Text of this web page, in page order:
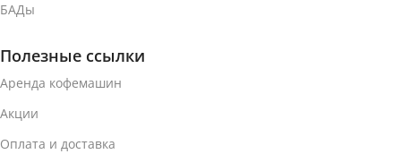
БАДы
Полезные ссылки
Аренда кофемашин
Акции
Оплата и доставка